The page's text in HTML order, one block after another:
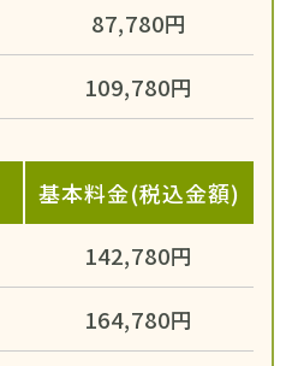
87,780円
109,780円
基本料金(税込金額)
142,780円
164,780円